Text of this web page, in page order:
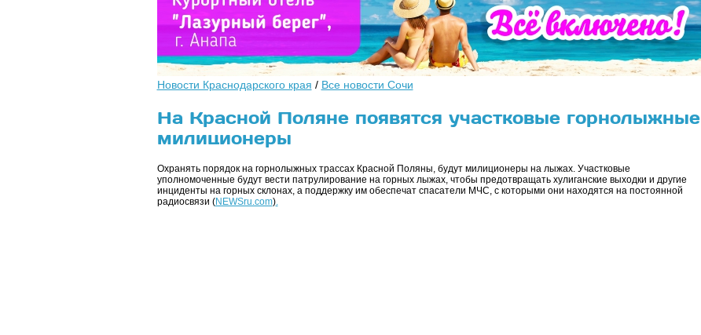
Новости Краснодарского края / Все новости Сочи
На Красной Поляне появятся участковые горнолыжные
милиционеры
Охранять порядок на горнолыжных трассах Красной Поляны, будут милиционеры на лыжах. Участковые
уполномоченные будут вести патрулирование на горных лыжах, чтобы предотвращать хулиганские выходки и другие
инциденты на горных склонах, а поддержку им обеспечат спасатели МЧС, с которыми они находятся на постоянной
радиосвязи (NEWSru.com).